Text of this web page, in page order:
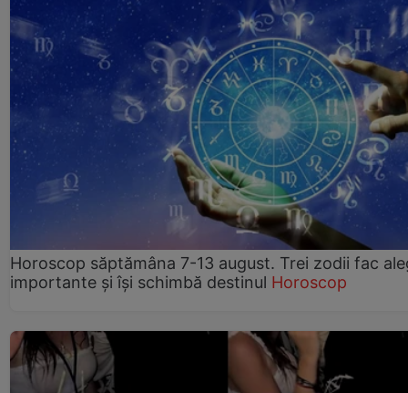
Horoscop săptămâna 7-13 august. Trei zodii fac
importante și își schimbă destinul Horoscop